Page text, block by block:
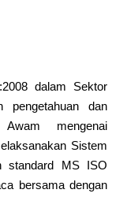
dalam Sektor
pengetahuan dan
mengenai
Sistem
standard MS ISO
bersama dengan